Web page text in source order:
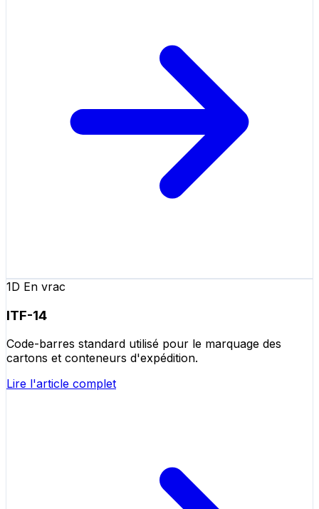
1D En vrac
ITF-14
Code-barres standard utilisé pour le marquage des
cartons et conteneurs d'expédition.
Lire l'article complet